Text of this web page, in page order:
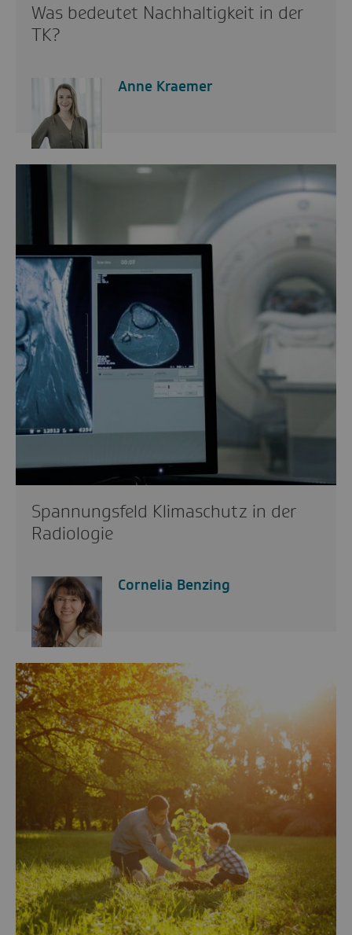
Was bedeutet Nachhaltigkeit in der
TK?
Anne Kraemer
Spannungsfeld Klimaschutz in der
Radiologie
Cornelia Benzing